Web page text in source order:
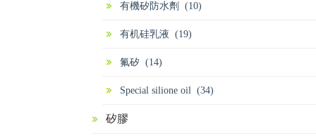
有機矽防水劑 (10)
有机硅乳液 (19)
氟矽 (14)
Special silione oil (34)
矽膠